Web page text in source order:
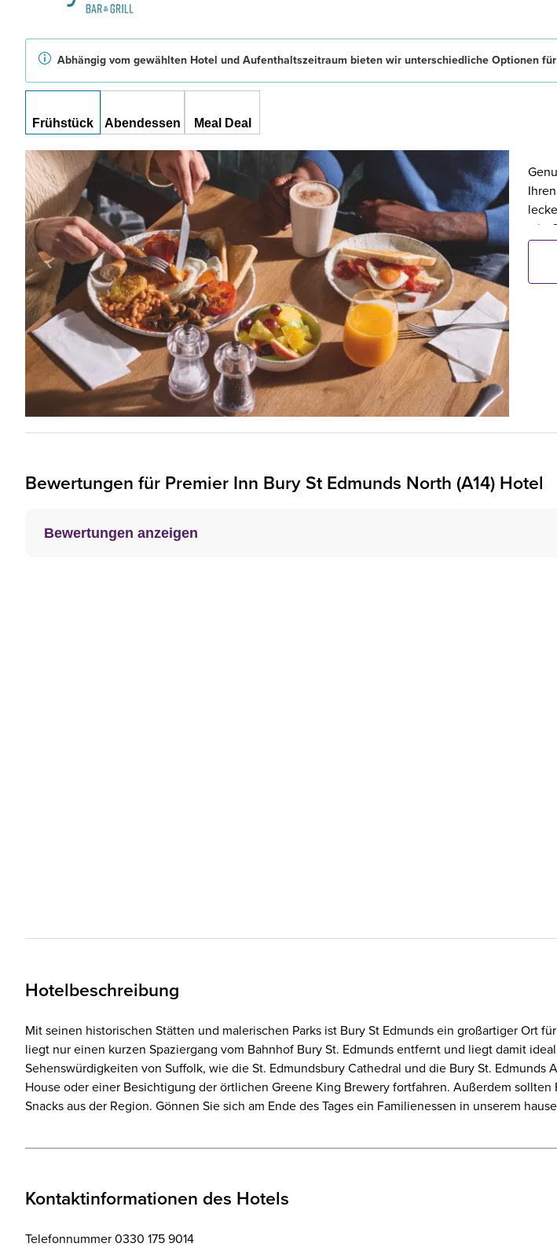
Abhängig vom gewählten Hotel und Aufenthaltszeitraum bieten wir unterschiedliche Optionen
Frühstück Abendessen Meal Deal
wie
Bewertungen für Premier Inn Bury St Edmunds North (A14) Hotel
Bewertungen anzeigen
Hotelbeschreibung
Mit seinen historischen Stätten und malerischen Parks ist Bury St Edmunds ein großartiger Ort
liegt nur einen kurzen Spaziergang vom Bahnhof Bury St. Edmunds entfernt und liegt damit
Sehenswürdigkeiten von Suffolk, wie die St. Edmundsbury Cathedral und die Bury St.
House oder einer Besichtigung der örtlichen Greene King Brewery fortfahren. Außerdem
Snacks aus der Region. Gönnen Sie sich am Ende des Tages ein Familienessen in unserem
Kontaktinformationen des Hotels
Telefonnummer 0330 175 9014